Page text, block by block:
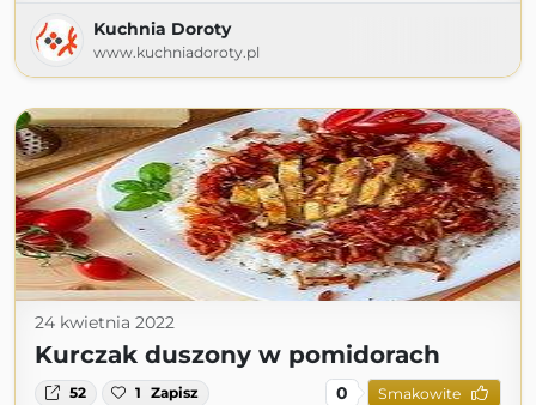
Kuchnia Doroty
www.kuchniadoroty.pl
24 kwietnia 2022
Kurczak duszony w pomidorach
52 1 Zapisz 0 Smakowite